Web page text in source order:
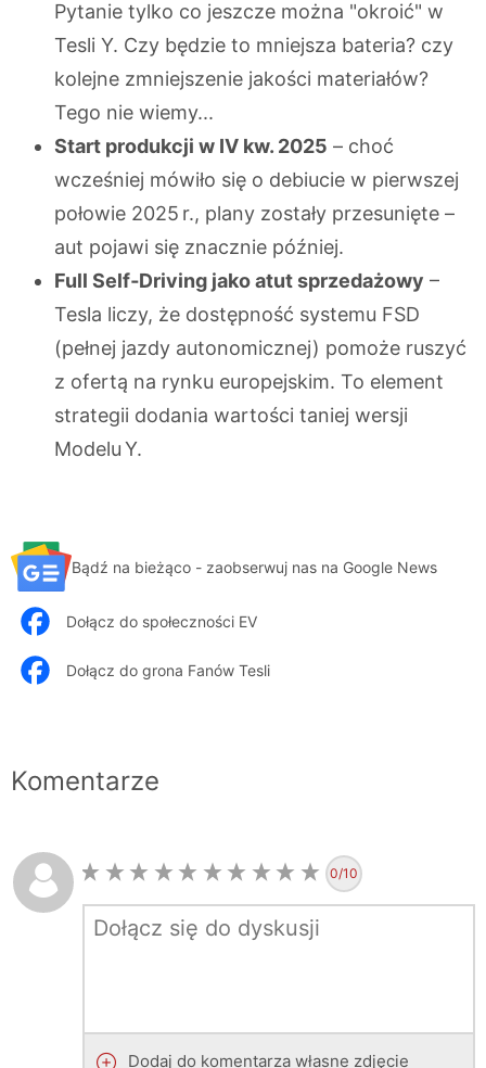
Pytanie tylko co jeszcze można "okroić" w
Tesli Y. Czy będzie to mniejsza bateria? czy
kolejne zmniejszenie jakości materiałów?
Tego nie wiemy...
Start produkcji w IV kw. 2025 – choć
wcześniej mówiło się o debiucie w pierwszej
połowie 2025 r., plany zostały przesunięte –
aut pojawi się znacznie później.
Full Self‑Driving jako atut sprzedażowy –
Tesla liczy, że dostępność systemu FSD
(pełnej jazdy autonomicznej) pomoże ruszyć
z ofertą na rynku europejskim. To element
strategii dodania wartości taniej wersji
Modelu Y.
Bądź na bieżąco - zaobserwuj nas na Google News
Dołącz do społeczności EV
Dołącz do grona Fanów Tesli
Komentarze
0/10
Dodaj do komentarza własne zdjęcie